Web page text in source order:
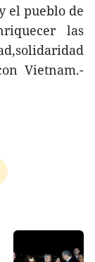
el pueblo de
las
Vietnam.-